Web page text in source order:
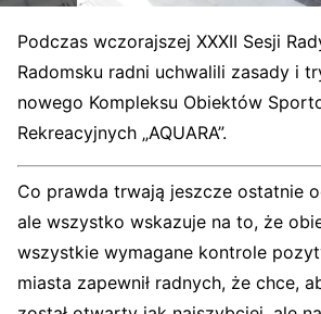
Podczas wczorajszej XXXII Sesji
Radomsku radni uchwalili zasady i
nowego Kompleksu Obiektów
Rekreacyjnych „AQUARA”.
Co prawda trwają jeszcze ostatnie
ale wszystko wskazuje na to, że
wszystkie wymagane kontrole
miasta zapewnił radnych, że chce,